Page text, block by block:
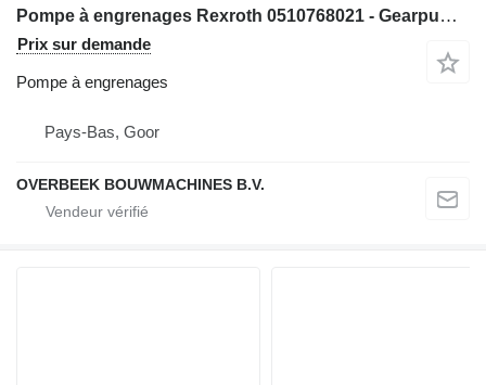
Pompe à engrenages Rexroth 0510768021 - Gearpump/Zahnradpumpe/Tandwielpomp pour matériel de TP
Prix sur demande
Pompe à engrenages
Pays-Bas, Goor
OVERBEEK BOUWMACHINES B.V.